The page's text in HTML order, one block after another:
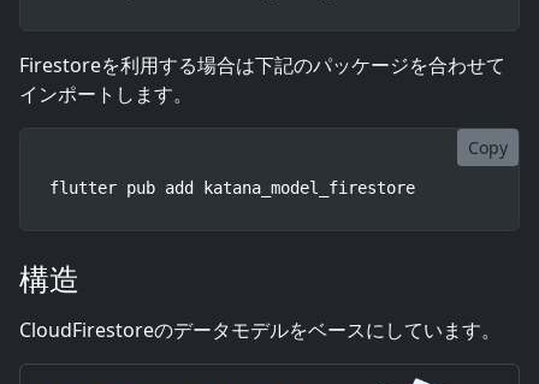
Firestoreを利用する場合は下記のパッケージを合わせて
インポートします。
Copy
flutter pub add katana_model_firestore
構造
CloudFirestoreのデータモデルをベースにしています。